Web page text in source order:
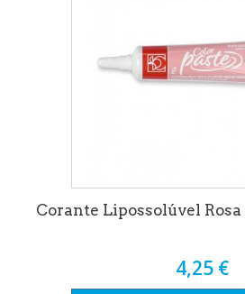
Corante Lipossolúvel Rosa
4,25 €